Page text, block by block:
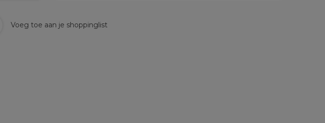
Voeg toe aan je shoppinglist